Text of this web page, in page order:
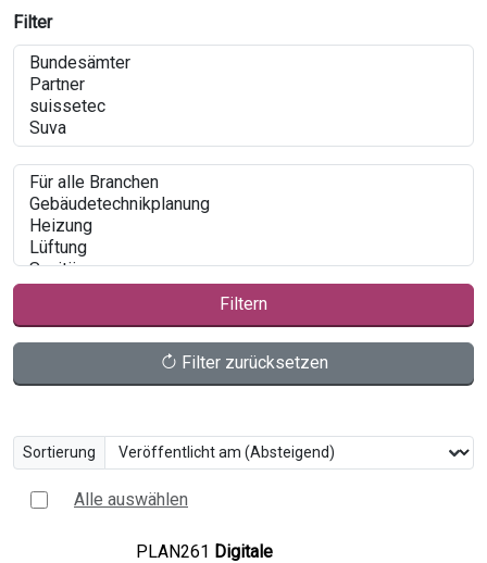
Filter
Filtern
Filter zurücksetzen
Sortierung
Alle auswählen
PLAN261 Digitale